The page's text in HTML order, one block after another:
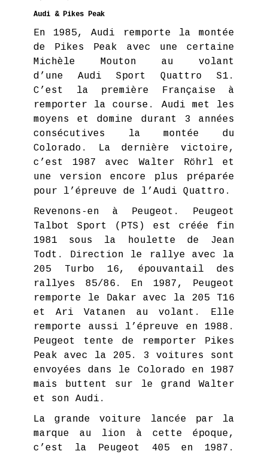
Audi & Pikes Peak
En 1985, Audi remporte la montée
de Pikes Peak avec une certaine
Michèle Mouton au volant
d’une Audi Sport Quattro S1.
C’est la première Française à
remporter la course. Audi met les
moyens et domine durant 3 années
consécutives la montée du
Colorado. La dernière victoire,
c’est 1987 avec Walter Röhrl et
une version encore plus préparée
pour l’épreuve de l’Audi Quattro.
Revenons-en à Peugeot. Peugeot
Talbot Sport (PTS) est créée fin
1981 sous la houlette de Jean
Todt. Direction le rallye avec la
205 Turbo 16, épouvantail des
rallyes 85/86. En 1987, Peugeot
remporte le Dakar avec la 205 T16
et Ari Vatanen au volant. Elle
remporte aussi l’épreuve en 1988.
Peugeot tente de remporter Pikes
Peak avec la 205. 3 voitures sont
envoyées dans le Colorado en 1987
mais buttent sur le grand Walter
et son Audi.
La grande voiture lancée par la
marque au lion à cette époque,
c’est la Peugeot 405 en 1987.